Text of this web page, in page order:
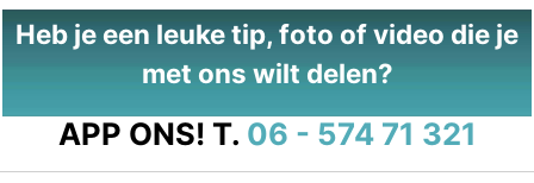
Heb je een leuke tip, foto of video die je
met ons wilt delen?
APP ONS! T. 06 - 574 71 321